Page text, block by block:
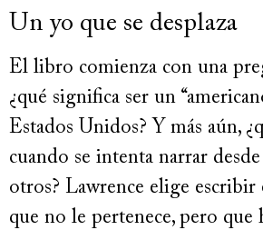
Un yo que se desplaza
El libro comienza con una
¿qué significa ser un
Estados Unidos? Y más aún,
cuando se intenta narrar
otros? Lawrence elige escribir
que no le pertenece, pero que